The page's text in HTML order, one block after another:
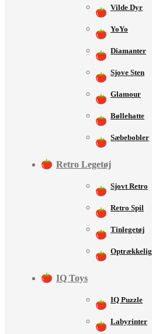
Vilde Dyr
YoYo
Diamanter
Sjove Sten
Glamour
Bøllehatte
Sæbebobler
Retro Legetøj
Sjovt Retro
Retro Spil
Tinlegetøj
Optrækkelig
IQ Toys
IQ Puzzle
Labyrinter